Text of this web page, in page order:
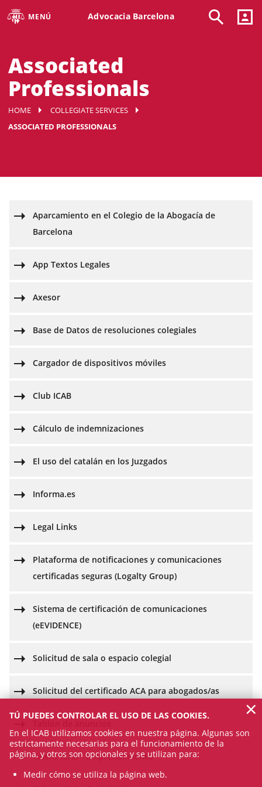
MENÚ Advocacia Barcelona
Associated
Professionals
HOME
COLLEGIATE SERVICES
ASSOCIATED PROFESSIONALS
Aparcamiento en el Colegio de la Abogacía de
Barcelona
App Textos Legales
Axesor
Base de Datos de resoluciones colegiales
Cargador de dispositivos móviles
Club ICAB
Cálculo de indemnizaciones
El uso del catalán en los Juzgados
Informa.es
Legal Links
Plataforma de notificaciones y comunicaciones
certificadas seguras (Logalty Group)
Sistema de certificación de comunicaciones
(eEVIDENCE)
Solicitud de sala o espacio colegial
Solicitud del certificado ACA para abogados/as
Talent ICAB - Emprendimiento
TÚ PUEDES CONTROLAR EL USO DE LAS COOKIES.
En el ICAB utilizamos cookies en nuestra página. Algunas son
estrictamente necesarias para el funcionamiento de la
página, y otros son opcionales y se utilizan para:
Medir cómo se utiliza la página web.
×